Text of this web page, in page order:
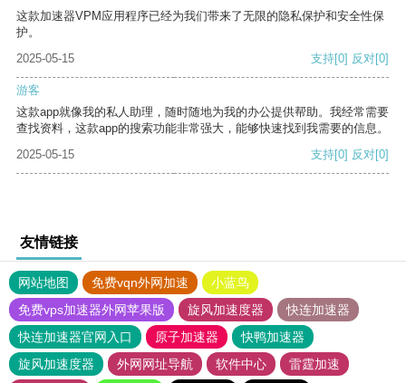
这款加速器VPM应用程序已经为我们带来了无限的隐私保护和安全性保
护。
2025-05-15
支持[0] 反对[0]
游客
这款app就像我的私人助理，随时随地为我的办公提供帮助。我经常需要
查找资料，这款app的搜索功能非常强大，能够快速找到我需要的信息。
2025-05-15
支持[0] 反对[0]
友情链接
网站地图 免费vqn外网加速
小蓝鸟
免费vps加速器外网苹果版
旋风加速度器
快连加速器
快连加速器官网入口
原子加速器
快鸭加速器
旋风加速度器
外网网址导航 软件中心
雷霆加速